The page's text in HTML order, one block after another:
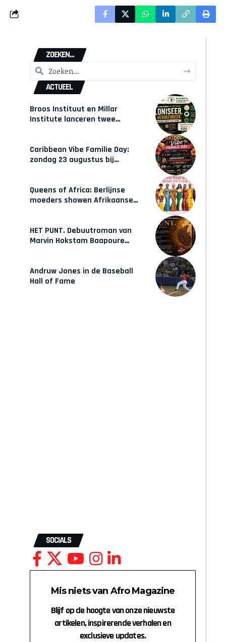
ZOEKEN...
ACTUEEL
Broos Instituut en Millar
Institute lanceren twee
Caribbean Vibe Familie Day:
zondag 23 augustus bij
Queens of Africa: Berlijnse
moeders showen Afrikaanse
HET PUNT. Debuutroman van
Marvin Hokstam Baapoure
Andruw Jones in de Baseball
Hall of Fame
SOCIALS
Mis niets van Afro Magazine
Blijf op de hoogte van onze nieuwste
artikelen, inspirerende verhalen en
exclusieve updates.